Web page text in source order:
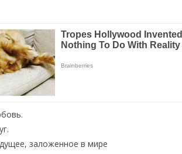
заложенное в мире